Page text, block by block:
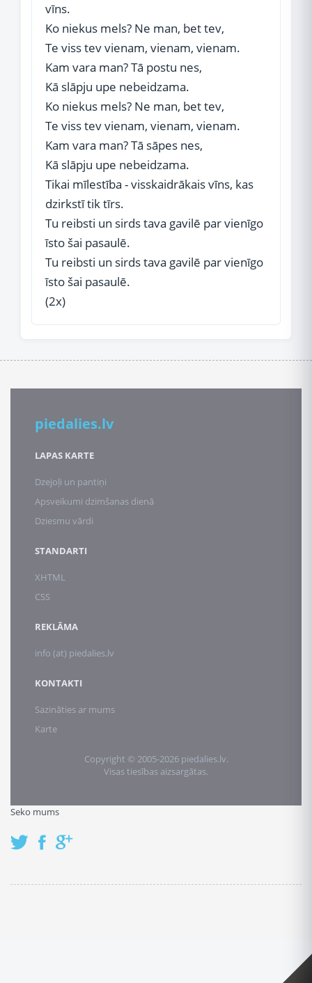
vīns.
Ko niekus mels? Ne man, bet tev,
Te viss tev vienam, vienam, vienam.
Kam vara man? Tā postu nes,
Kā slāpju upe nebeidzama.
Ko niekus mels? Ne man, bet tev,
Te viss tev vienam, vienam, vienam.
Kam vara man? Tā sāpes nes,
Kā slāpju upe nebeidzama.
Tikai mīlestība - visskaidrākais vīns, kas
dzirkstī tik tīrs.
Tu reibsti un sirds tava gavilē par vienīgo
īsto šai pasaulē.
Tu reibsti un sirds tava gavilē par vienīgo
īsto šai pasaulē.
(2x)
piedalies.lv
LAPAS KARTE
Dzejoļi un pantiņi
Apsveikumi dzimšanas dienā
Dziesmu vārdi
STANDARTI
XHTML
CSS
REKLĀMA
info (at) piedalies.lv
KONTAKTI
Sazināties ar mums
Karte
Copyright © 2005-2026 piedalies.lv.
Visas tiesības aizsargātas.
Seko mums